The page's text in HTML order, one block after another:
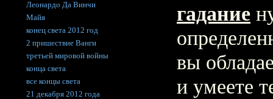
гадание
вы
и умеете
Леонардо Да Винчи
Майя
конец света 2012 год
2 пришествие Ванги
третьей мировой войны
конца света
все концы света
21 декабря 2012 года